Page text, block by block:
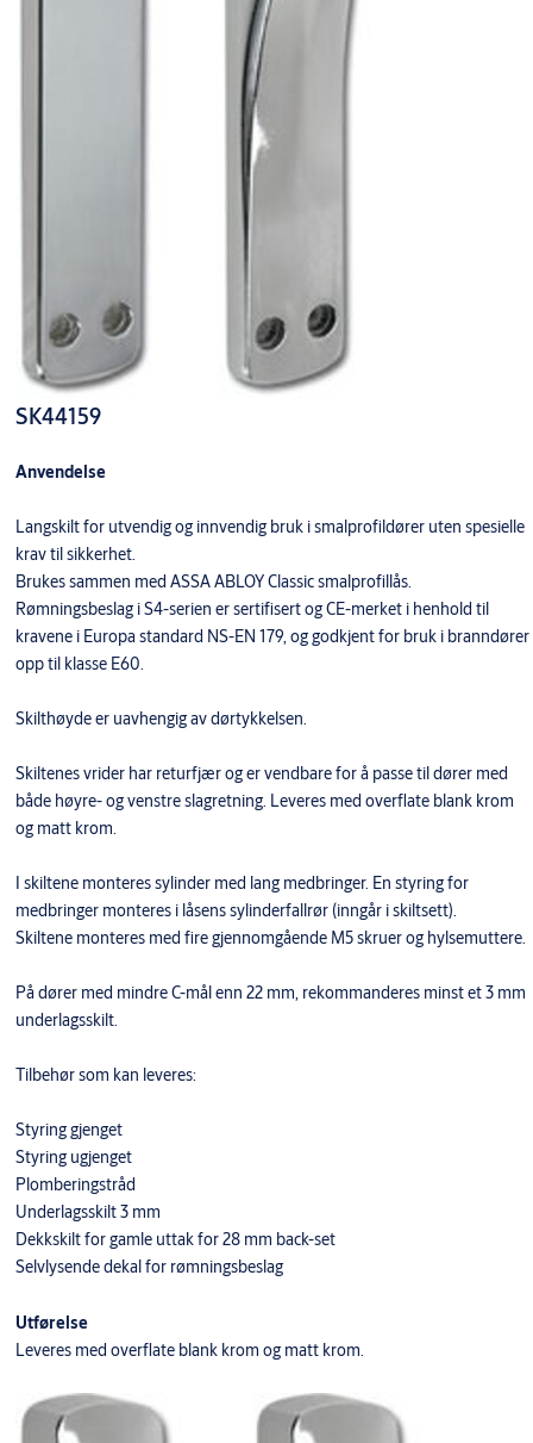
SK44159
Anvendelse
Langskilt for utvendig og innvendig bruk i smalprofildører uten spesielle
krav til sikkerhet.
Brukes sammen med ASSA ABLOY Classic smalprofillås.
Rømningsbeslag i S4-serien er sertifisert og CE-merket i henhold til
kravene i Europa standard NS-EN 179, og godkjent for bruk i branndører
opp til klasse E60.
Skilthøyde er uavhengig av dørtykkelsen.
Skiltenes vrider har returfjær og er vendbare for å passe til dører med
både høyre- og venstre slagretning. Leveres med overflate blank krom
og matt krom.
I skiltene monteres sylinder med lang medbringer. En styring for
medbringer monteres i låsens sylinderfallrør (inngår i skiltsett).
Skiltene monteres med fire gjennomgående M5 skruer og hylsemuttere.
På dører med mindre C-mål enn 22 mm, rekommanderes minst et 3 mm
underlagsskilt.
Tilbehør som kan leveres:
Styring gjenget
Styring ugjenget
Plomberingstråd
Underlagsskilt 3 mm
Dekkskilt for gamle uttak for 28 mm back-set
Selvlysende dekal for rømningsbeslag
Utførelse
Leveres med overflate blank krom og matt krom.